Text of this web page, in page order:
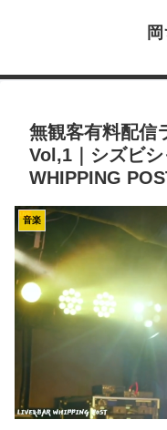
無観客有料配信
Vol,1｜シズビ
WHIPPING
音楽